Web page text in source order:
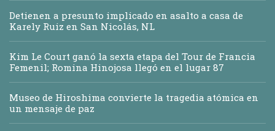
Detienen a presunto implicado en asalto a casa de
Karely Ruiz en San Nicolás, NL
Kim Le Court ganó la sexta etapa del Tour de Francia
Femenil; Romina Hinojosa llegó en el lugar 87
Museo de Hiroshima convierte la tragedia atómica en
un mensaje de paz